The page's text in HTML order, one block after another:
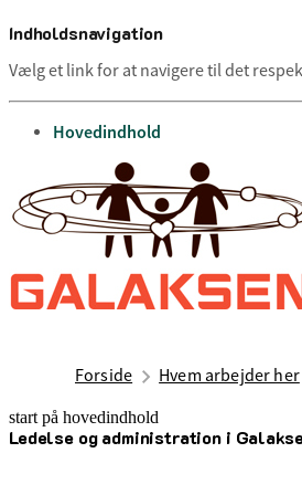
Indholdsnavigation
Vælg et link for at navigere til det
gå til
Hovedindhold
Forside Hvem arbejder her
start på hovedindhold
Ledelse og administration i
senest opdateret 15. oktober 2025